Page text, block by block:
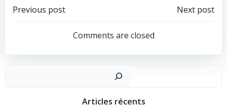
Post
navigation
Previous post
navigation
Next post
Comments are closed
Articles récents